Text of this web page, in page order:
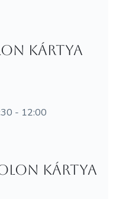
kártya
- 12:00
kártya